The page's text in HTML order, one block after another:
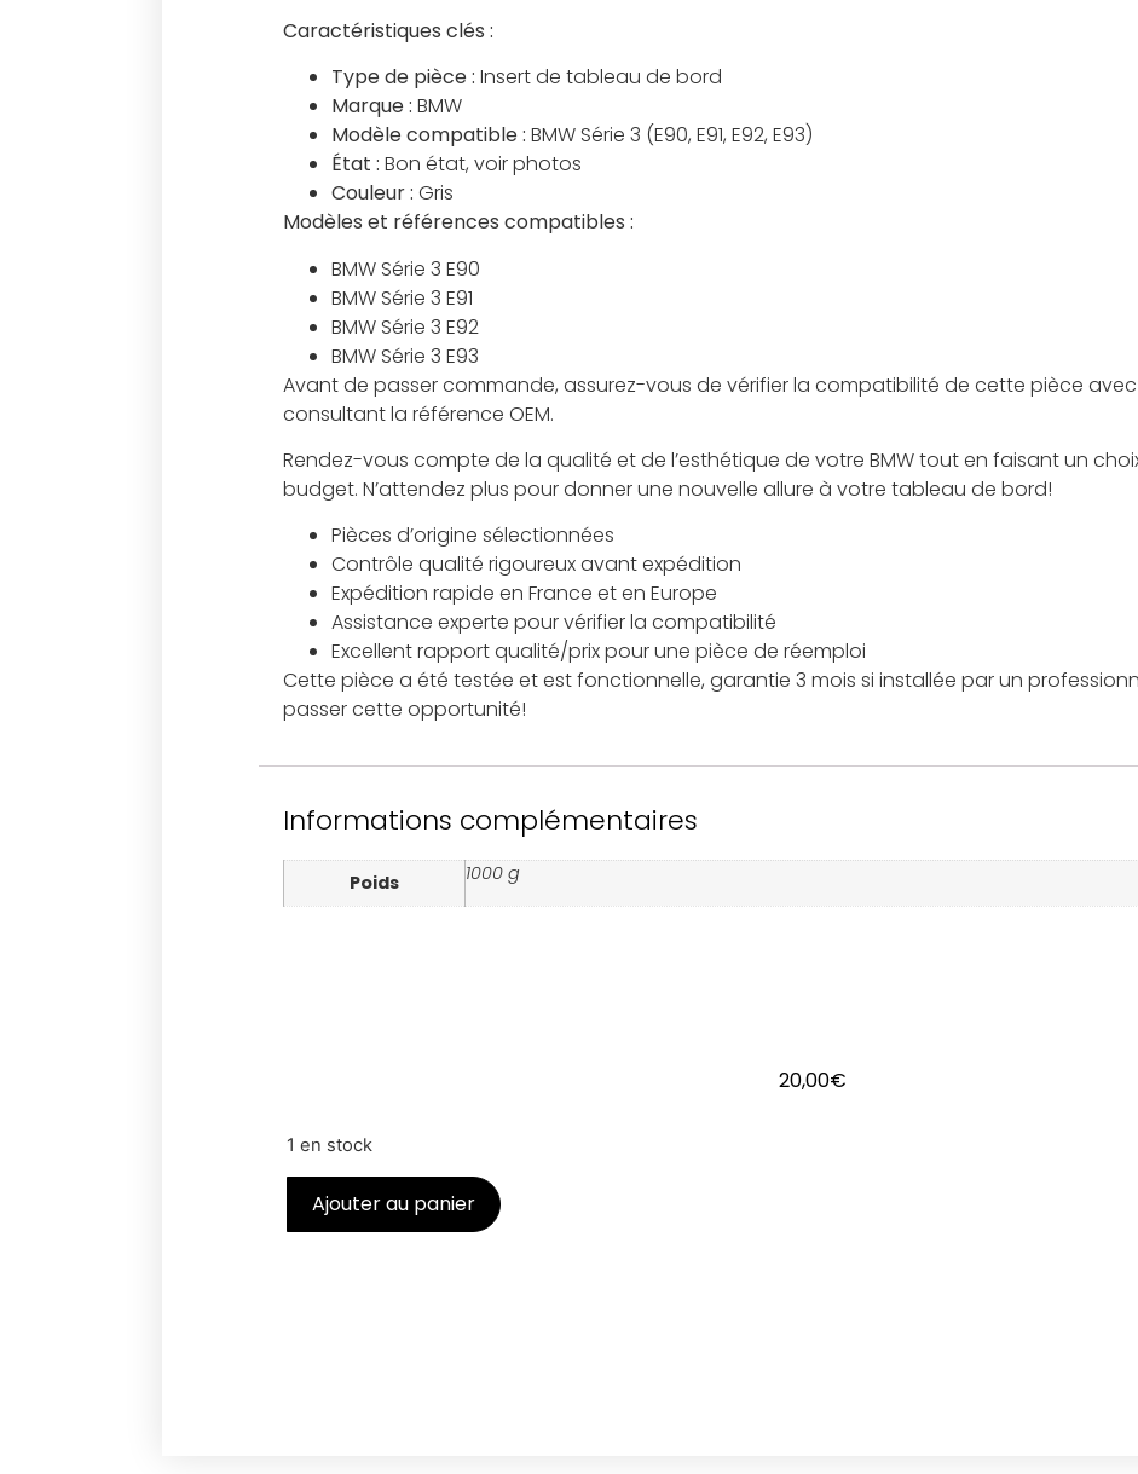
Caractéristiques clés :
Type de pièce : Insert de tableau de bord
Marque : BMW
Modèle compatible : BMW Série 3 (E90, E91, E92, E93)
État : Bon état, voir photos
Couleur : Gris
Modèles et références compatibles :
BMW Série 3 E90
BMW Série 3 E91
BMW Série 3 E92
BMW Série 3 E93
Avant de passer commande, assurez-vous de vérifier la compatibilité de cette pièce
consultant la référence OEM.
Rendez-vous compte de la qualité et de l’esthétique de votre BMW tout en faisant un
budget. N’attendez plus pour donner une nouvelle allure à votre tableau de bord!
Pièces d’origine sélectionnées
Contrôle qualité rigoureux avant expédition
Expédition rapide en France et en Europe
Assistance experte pour vérifier la compatibilité
Excellent rapport qualité/prix pour une pièce de réemploi
Cette pièce a été testée et est fonctionnelle, garantie 3 mois si installée par un
passer cette opportunité!
Informations complémentaires
Poids 1000 g
20,00€
1 en stock
Ajouter au panier